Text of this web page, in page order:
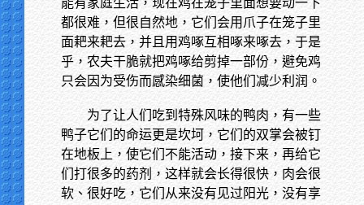
能有家庭生活，现在鸡在笼子里面想要动一下
都很难，但很自然地，它们会用爪子在笼子里
面耙来耙去，并且用鸡啄互相啄来啄去，于是
乎，农夫干脆就把鸡啄给剪掉一部份，避免鸡
只会因为受伤而感染细菌，使他们减少利润。
为了让人们吃到特殊风味的鸭肉，有一些
鸭子它们的命运更是坎坷，它们的双掌会被钉
在地板上，使它们不能活动，接下来，再给它
们打很多的药剂，这样就会长得很快，肉会很
软、很好吃，它们从来没有见过阳光，没有享